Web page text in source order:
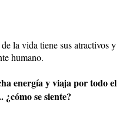
la vida tiene sus atractivos y
humano.
energía y viaja por todo el
se siente?